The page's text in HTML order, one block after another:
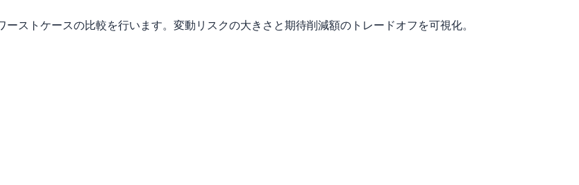
ストケースの比較を行います。変動リスクの大きさと期待削減額のトレードオフを可視化。